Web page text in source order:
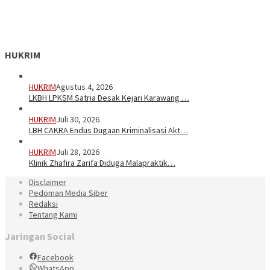
HUKRIM
HUKRIMAgustus 4, 2026
LKBH LPKSM Satria Desak Kejari Karawang …
HUKRIMJuli 30, 2026
LBH CAKRA Endus Dugaan Kriminalisasi Akt…
HUKRIMJuli 28, 2026
Klinik Zhafira Zarifa Diduga Malapraktik…
Disclaimer
Pedoman Media Siber
Redaksi
Tentang Kami
Jaringan Social
Facebook